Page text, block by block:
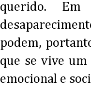
querido.
podem,
que se vive
emocional e